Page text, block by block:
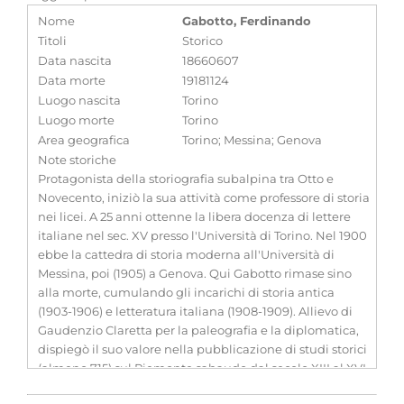
Nome
Gabotto, Ferdinando
Titoli
Storico
Data nascita
18660607
Data morte
19181124
Luogo nascita
Torino
Luogo morte
Torino
Area geografica
Torino; Messina; Genova
Note storiche
Protagonista della storiografia subalpina tra Otto e
Novecento, iniziò la sua attività come professore di storia
nei licei. A 25 anni ottenne la libera docenza di lettere
italiane nel sec. XV presso l'Università di Torino. Nel 1900
ebbe la cattedra di storia moderna all'Università di
Messina, poi (1905) a Genova. Qui Gabotto rimase sino
alla morte, cumulando gli incarichi di storia antica
(1903-1906) e letteratura italiana (1908-1909). Allievo di
Gaudenzio Claretta per la paleografia e la diplomatica,
dispiegò il suo valore nella pubblicazione di studi storici
(almeno 715) sul Piemonte sabaudo dal secolo XIII al XVI.